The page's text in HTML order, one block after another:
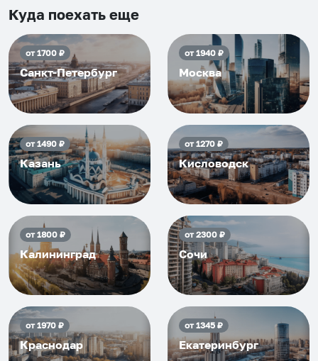
приезжать еще...
Куда поехать еще
от1700₽
Санкт-Петербург
от1940₽
Москва
от1490₽
Казань
от1270₽
Кисловодск
от1800₽
Калининград
от2300₽
Сочи
от1970₽
Краснодар
от1345₽
Екатеринбург